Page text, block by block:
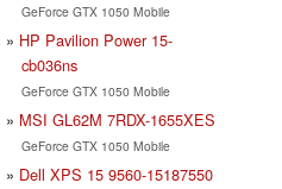
GeForce GTX 1050 Mobile
HP Pavilion Power 15-
cb036ns
GeForce GTX 1050 Mobile
MSI GL62M 7RDX-1655XES
GeForce GTX 1050 Mobile
Dell XPS 15 9560-15187550